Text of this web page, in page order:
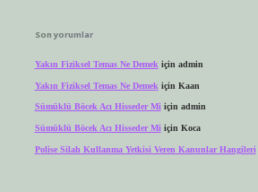
Son yorumlar
Yakın Fiziksel Temas Ne Demek için admin
Yakın Fiziksel Temas Ne Demek için Kaan
Sümüklü Böcek Acı Hisseder Miiçin admin
Sümüklü Böcek Acı Hisseder Mi için Koca
Polise Silah Kullanma Yetkisi Veren Kanunlar Hangileri